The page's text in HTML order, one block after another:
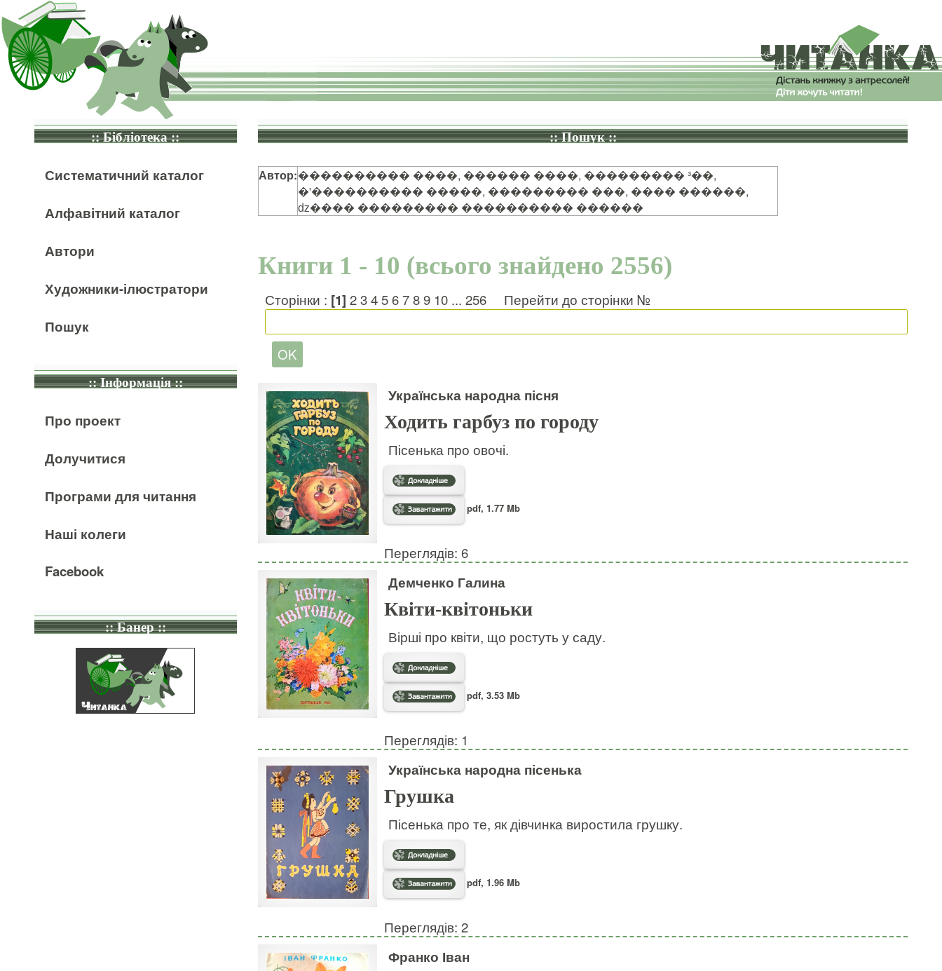
:: Бібліотека ::
Систематичний каталог
Алфавітний каталог
Автори
Художники-ілюстратори
Пошук
:: Інформація ::
Про проект
Долучитися
Програми для читання
Наші колеги
Facebook
:: Банер ::
:: Пошук ::
Автор:���������� ����, ������ ����, ��������� ³��,
�'���������� �����, ��������� ���, ���� ������,
ǳ���� ��������� ���������� ������
Книги 1 - 10 (всього знайдено 2556)
Сторінки : [1] 2 3 4 5 6 7 8 9 10... 256 Перейти до сторінки №
Українська народна пісня
Ходить гарбуз по городу
Пісенька про овочі.
pdf, 1.77 Mb
Переглядів: 6
Демченко Галина
Квіти-квітоньки
Вірші про квіти, що ростуть у саду.
pdf, 3.53 Mb
Переглядів: 1
Українська народна пісенька
Грушка
Пісенька про те, як дівчинка виростила грушку.
pdf, 1.96 Mb
Переглядів: 2
Франко Іван